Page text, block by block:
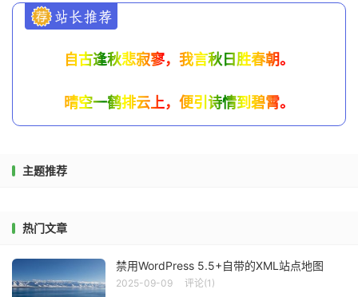
自古逢秋悲寂寥，我言秋日胜春朝。
晴空一鹤排云上，便引诗情到碧霄。
主题推荐
热门文章
禁用WordPress 5.5+自带的XML站点地图
2025-09-09 评论(1)